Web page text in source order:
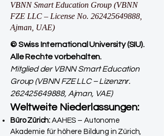
VBNN Smart Education Group (VBNN
FZE LLC – License No. 262425649888
Ajman, UAE)
© Swiss International University (SIU).
Alle Rechte vorbehalten.
Mitglied der VBNN Smart Education
Group (VBNN FZE LLC – Lizenznr.
262425649888, Ajman, VAE)
Weltweite Niederlassungen:
Büro Zürich: AAHES – Autonome
Akademie für höhere Bildung in Zürich,